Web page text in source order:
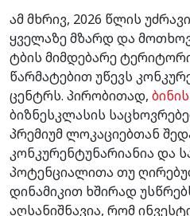
ამ მხრივ, 2026 წლის
ყველაზე მზარდ და
ტბის მიმდებარე
წარმატებით უწევს
ცენტრს. პირობითად,
ბიზნესკლასის
პრემიუმ ლოკაციებთან
კონკურენტუნარიანია და
პოტენციალითა თუ
დინამიკით ხშირად
აღსანიშნავია, რომ